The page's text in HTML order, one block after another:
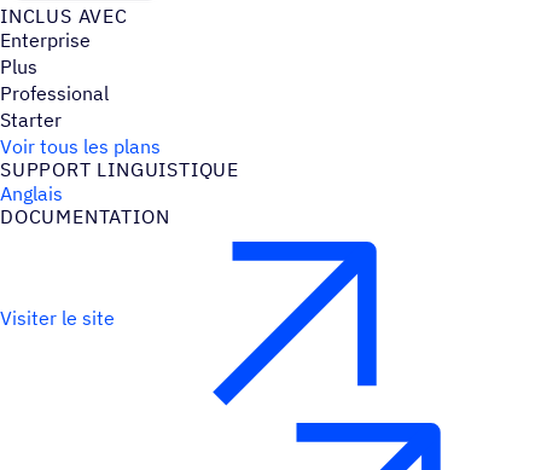
INCLUS AVEC
Enterprise
Plus
Professional
Starter
Voir tous les plans
SUPPORT LINGUIS­TIQUE
Anglais
DOCU­MEN­TA­TION
Visiter le site